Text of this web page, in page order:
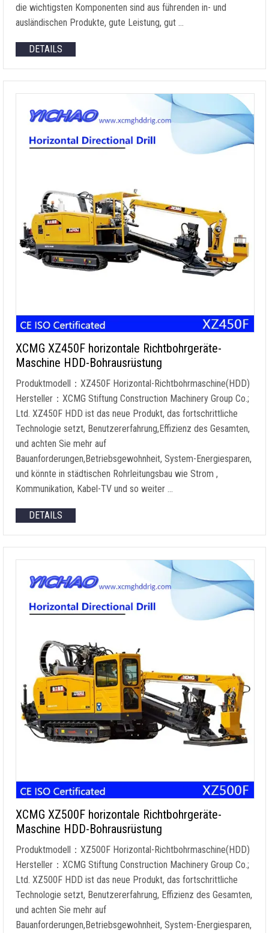
die wichtigsten Komponenten sind aus führenden in- und
ausländischen Produkte, gute Leistung, gut …
DETAILS
XCMG XZ450F horizontale Richtbohrgeräte-
Maschine HDD-Bohrausrüstung
Produktmodell：XZ450F Horizontal-Richtbohrmaschine(HDD)
Hersteller：XCMG Stiftung Construction Machinery Group Co.;
Ltd. XZ450F HDD ist das neue Produkt, das fortschrittliche
Technologie setzt, Benutzererfahrung,Effizienz des Gesamten,
und achten Sie mehr auf
Bauanforderungen,Betriebsgewohnheit, System-Energiesparen,
und könnte in städtischen Rohrleitungsbau wie Strom ,
Kommunikation, Kabel-TV und so weiter …
DETAILS
XCMG XZ500F horizontale Richtbohrgeräte-
Maschine HDD-Bohrausrüstung
Produktmodell：XZ500F Horizontal-Richtbohrmaschine(HDD)
Hersteller：XCMG Stiftung Construction Machinery Group Co.;
Ltd. XZ500F HDD ist das neue Produkt, das fortschrittliche
Technologie setzt, Benutzererfahrung, Effizienz des Gesamten,
und achten Sie mehr auf
Bauanforderungen,Betriebsgewohnheit, System-Energiesparen,